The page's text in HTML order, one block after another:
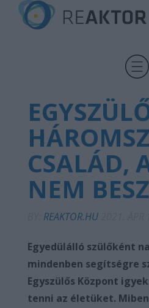
CSALÁD,
NEM
REAKTOR.HU
Egyedülálló szülőként
mindenben segítségre
Egyszülős Központ
tenni az életüket.